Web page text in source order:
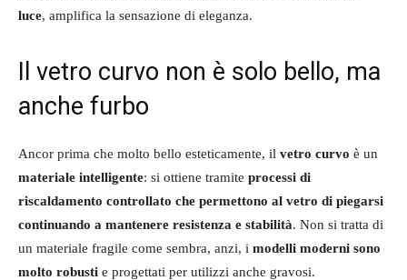
luce, amplifica la sensazione di eleganza.
Il vetro curvo non è solo bello, ma
anche furbo
Ancor prima che molto bello esteticamente, il vetro curvo è un
materiale intelligente: si ottiene tramite processi di
riscaldamento controllato che permettono al vetro di piegarsi
continuando a mantenere resistenza e stabilità. Non si tratta di
un materiale fragile come sembra, anzi, i modelli moderni sono
molto robusti e progettati per utilizzi anche gravosi.